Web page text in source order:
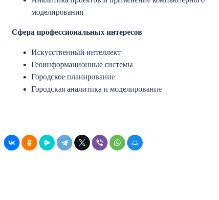
моделирования
Сфера профессиональных интересов
Искусственный интеллект
Геоинформационные системы
Городское планирование
Городская аналитика и моделирование